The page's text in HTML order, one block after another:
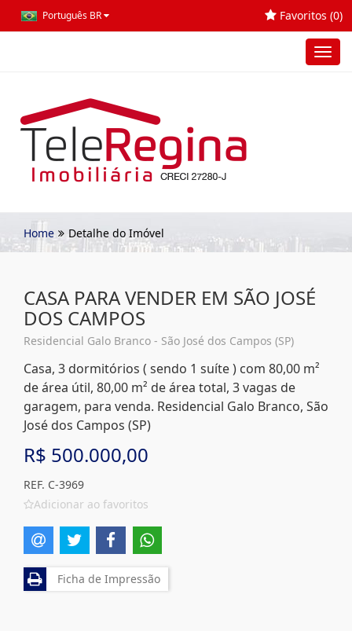
Português BR Favoritos (0)
Home Detalhe do Imóvel
CASA PARA VENDER EM SÃO JOSÉ
DOS CAMPOS
Residencial Galo Branco - São José dos Campos (SP)
Casa, 3 dormitórios ( sendo 1 suíte ) com 80,00 m²
de área útil, 80,00 m² de área total, 3 vagas de
garagem, para venda. Residencial Galo Branco, São
José dos Campos (SP)
R$ 500.000,00
REF. C-3969
Adicionar ao favoritos
Ficha de Impressão